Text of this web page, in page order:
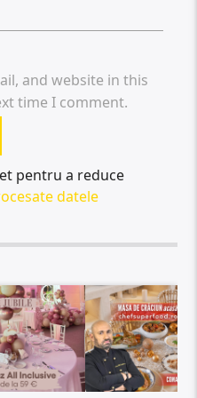
and website in this
time I comment.
pentru a reduce
datele